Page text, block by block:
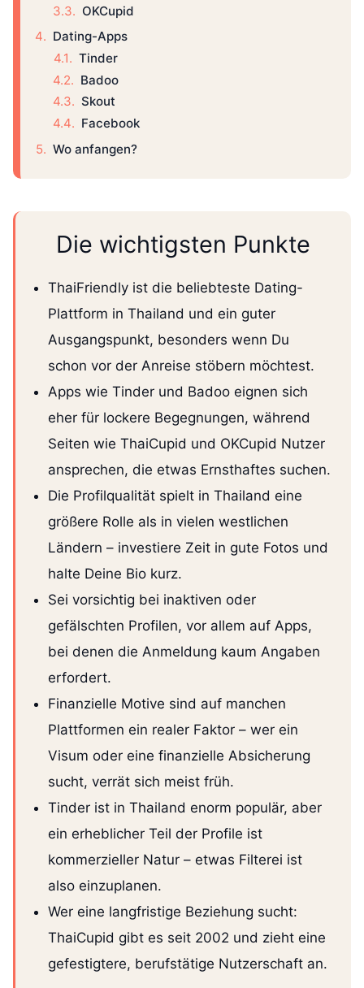
OKCupid
Dating-Apps
Tinder
Badoo
Skout
Facebook
Wo anfangen?
Die wichtigsten Punkte
ThaiFriendly ist die beliebteste Dating-
Plattform in Thailand und ein guter
Ausgangspunkt, besonders wenn Du
schon vor der Anreise stöbern möchtest.
Apps wie Tinder und Badoo eignen sich
eher für lockere Begegnungen, während
Seiten wie ThaiCupid und OKCupid Nutzer
ansprechen, die etwas Ernsthaftes suchen.
Die Profilqualität spielt in Thailand eine
größere Rolle als in vielen westlichen
Ländern – investiere Zeit in gute Fotos und
halte Deine Bio kurz.
Sei vorsichtig bei inaktiven oder
gefälschten Profilen, vor allem auf Apps,
bei denen die Anmeldung kaum Angaben
erfordert.
Finanzielle Motive sind auf manchen
Plattformen ein realer Faktor – wer ein
Visum oder eine finanzielle Absicherung
sucht, verrät sich meist früh.
Tinder ist in Thailand enorm populär, aber
ein erheblicher Teil der Profile ist
kommerzieller Natur – etwas Filterei ist
also einzuplanen.
Wer eine langfristige Beziehung sucht:
ThaiCupid gibt es seit 2002 und zieht eine
gefestigtere, berufstätige Nutzerschaft an.